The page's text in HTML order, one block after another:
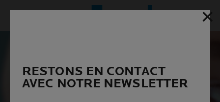
✕
RESTONS EN CONTACT
AVEC NOTRE NEWSLETTER
✕
RESTONS EN CONTACT
AVEC NOTRE NEWSLETTER